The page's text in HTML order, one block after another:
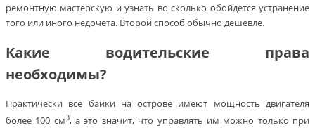
ремонтную мастерскую и узнать во сколько обойдется устранение
того или иного недочета. Второй способ обычно дешевле.
Какие водительские права
необходимы?
Практически все байки на острове имеют мощность двигателя
более 100 см3, а это значит, что управлять им можно только при